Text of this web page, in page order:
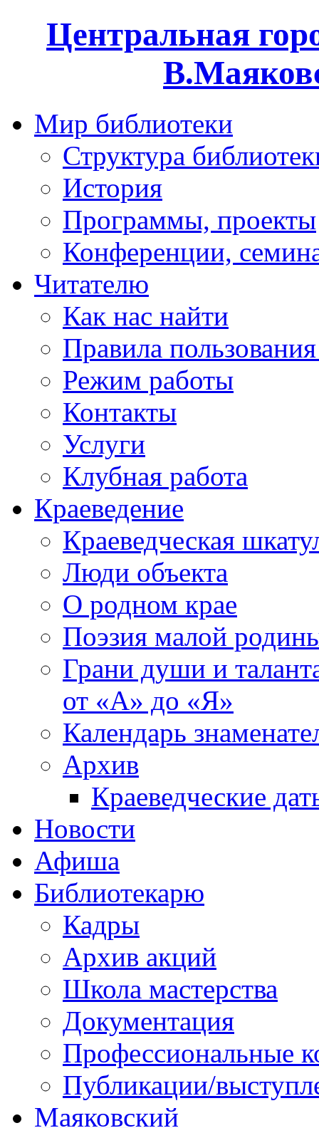
Центральная
Мир библиотеки
Структура
История
Программы, проекты
Конференции,
Читателю
Как нас найти
Правила
Режим работы
Контакты
Услуги
Клубная работа
Краеведение
Краеведческая
Люди объекта
О родном крае
Поэзия малой
Грани души и
от «А» до «Я»
Календарь
Архив
Краеведческие
Новости
Афиша
Библиотекарю
Кадры
Архив акций
Школа мастерства
Документация
Профессиональные
Публикации/
Маяковский